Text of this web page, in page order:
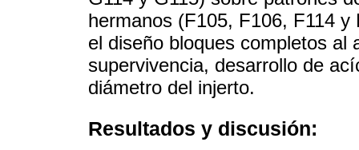
hermanos (F105, F106, F114
el diseño bloques completos al
supervivencia, desarrollo de
diámetro del injerto.
Resultados y discusión: